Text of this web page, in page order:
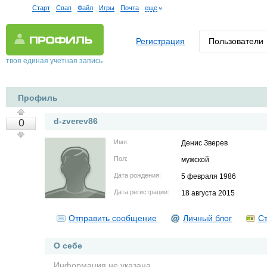
Старт Свап Файл Игры Почта еще
твоя единая учетная запись
Регистрация Пользователи
Профиль
0 d-zverev86
Имя: Денис Зверев
Пол: мужской
Дата рождения: 5 февраля 1986
Дата регистрации: 18 августа 2015
Отправить сообщение Личный блог
О себе